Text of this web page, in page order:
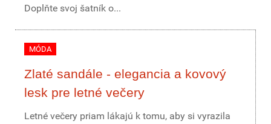
Doplňte svoj šatník o...
MÓDA
Zlaté sandále - elegancia a kovový
lesk pre letné večery
Letné večery priam lákajú k tomu, aby si vyrazila